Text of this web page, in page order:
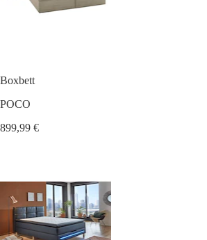
Boxbett
POCO
899,99 €